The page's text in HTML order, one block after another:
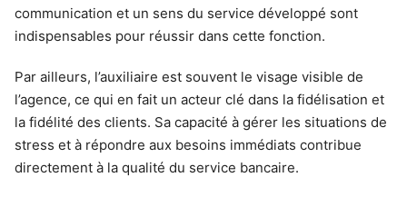
communication et un sens du service développé sont
indispensables pour réussir dans cette fonction.
Par ailleurs, l’auxiliaire est souvent le visage visible de
l’agence, ce qui en fait un acteur clé dans la fidélisation et
la fidélité des clients. Sa capacité à gérer les situations de
stress et à répondre aux besoins immédiats contribue
directement à la qualité du service bancaire.